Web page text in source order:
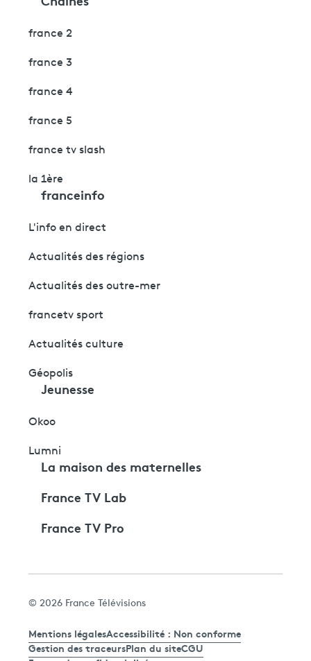
france 2
france 3
france 4
france 5
france tv slash
la 1ère
franceinfo
L'info en direct
Actualités des régions
Actualités des outre-mer
francetv sport
Actualités culture
Géopolis
Jeunesse
Okoo
Lumni
La maison des maternelles
France TV Lab
France TV Pro
© 2026 France Télévisions
Mentions légalesAccessibilité : Non conforme
Gestion des traceursPlan du siteCGU